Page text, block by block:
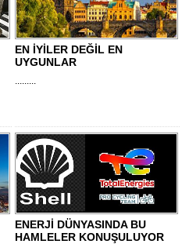
EN İYİLER DEĞİL EN
UYGUNLAR
.........
ENERJİ DÜNYASINDA BU
HAMLELER KONUŞULUYOR